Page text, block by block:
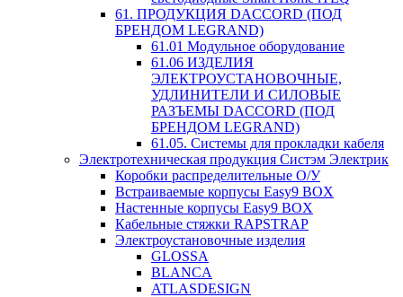
61. ПРОДУКЦИЯ DACCORD (ПОД
БРЕНДОМ LEGRAND)
61.01 Модульное оборудование
61.06 ИЗДЕЛИЯ
ЭЛЕКТРОУСТАНОВОЧНЫЕ,
УДЛИНИТЕЛИ И СИЛОВЫЕ
РАЗЪЕМЫ DACCORD (ПОД
БРЕНДОМ LEGRAND)
61.05. Системы для прокладки кабеля
Электротехническая продукция Систэм Электрик
Коробки распределительные О/У
Встраиваемые корпусы Easy9 BOX
Настенные корпусы Easy9 BOX
Кабельные стяжки RAPSTRAP
Электроустановочные изделия
GLOSSA
BLANCA
ATLASDESIGN